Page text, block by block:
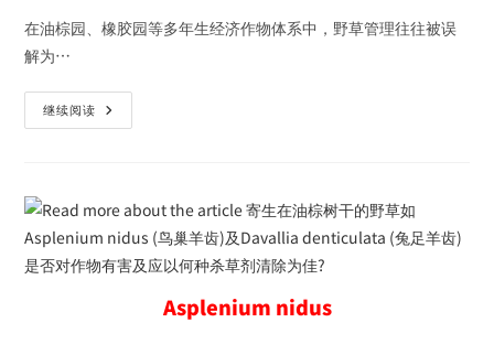
在油棕园、橡胶园等多年生经济作物体系中，野草管理往往被误
解为…
继续阅读
Asplenium nidus